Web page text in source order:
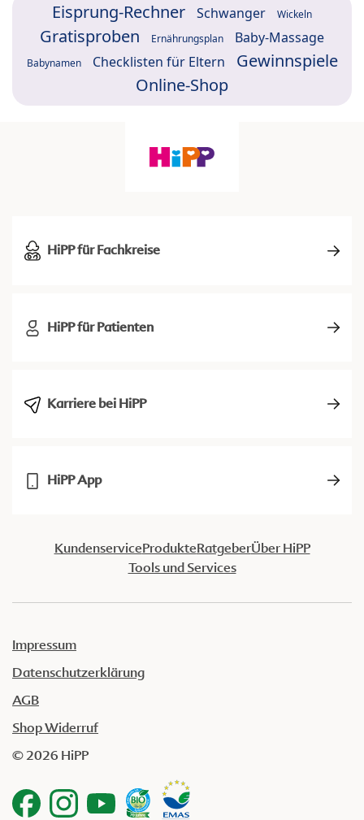
Eisprung-Rechner Schwanger Wickeln
Gratisproben Ernährungsplan Baby-Massage
Babynamen Checklisten für Eltern
Gewinnspiele
Online-Shop
HiPP für Fachkreise
HiPP für Patienten
Karriere bei HiPP
HiPP App
KundenserviceProdukteRatgeberÜber HiPP
Tools und Services
Impressum
Datenschutzerklärung
AGB
Shop Widerruf
© 2026 HiPP